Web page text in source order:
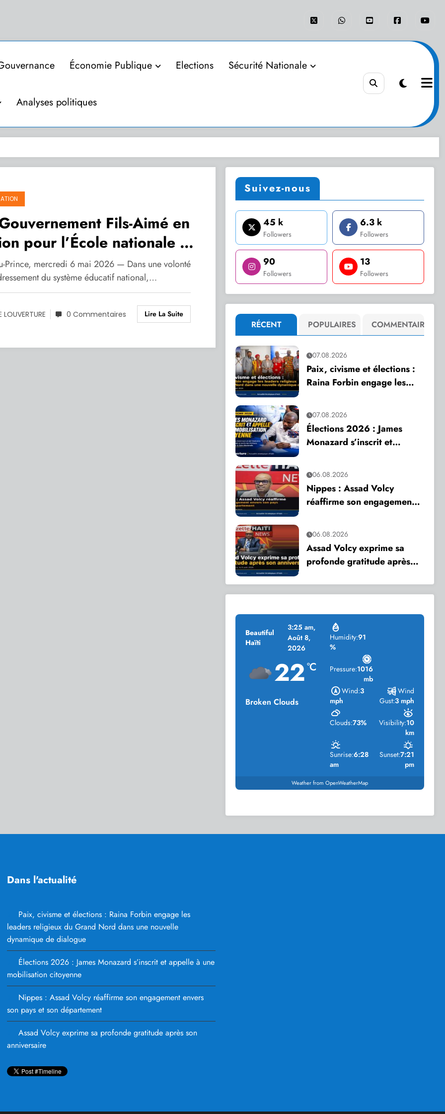
Économie Publique Elections Sécurité Nationale
Analyses politiques
Fils-Aimé en
pour l’École nationale de
Prince, mercredi 6 mai 2026 — Dans une volonté
du système éducatif national,…
LOUVERTURE 0 Commentaires Lire La Suite
Suivez-nous
45 k
Followers
6.3 k
Followers
90
Followers
13
Followers
RÉCENT POPULAIRES COMMENTAIRE
07.08.2026
Paix, civisme et élections :
Raina Forbin engage les
Nord dans une nouvelle
dynamique de dialogue
07.08.2026
Élections 2026 : James
Monazard s’inscrit et
citoyenne
06.08.2026
Nippes : Assad Volcy
réaffirme son engagement
département
06.08.2026
Assad Volcy exprime sa
profonde gratitude après
Beautiful
Haïti
3:25 am,
Août 8,
2026
22°C
Broken Clouds
Humidity:91
%
Pressure:1016
mb
Wind:3
mph
Wind
Gust:3 mph
Clouds:73% Visibility:10
km
Sunrise:6:28
am
Sunset:7:21
pm
Weather from OpenWeatherMap
Dans l'actualité
Paix, civisme et élections : Raina Forbin engage les
leaders religieux du Grand Nord dans une nouvelle
dynamique de dialogue
Élections 2026 : James Monazard s’inscrit et appelle à une
mobilisation citoyenne
Nippes : Assad Volcy réaffirme son engagement envers
son pays et son département
Assad Volcy exprime sa profonde gratitude après son
anniversaire